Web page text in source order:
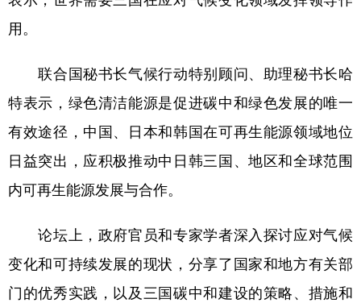
辽宁 吉林 上海 江苏
山东 河南 湖北 湖南
广东 广西 海南 重庆
陕西 甘肃
多语种频道
用。
联合国秘书长气候行动特别顾问、助理秘书长哈
特表示，绿色清洁能源是促进碳中和绿色发展的唯一
有效途径，中国、日本和韩国在可再生能源领域地位
日益突出，应积极推动中日韩三国、地区和全球范围
内可再生能源发展与合作。
论坛上，政府官员和专家学者深入探讨应对气候
变化和可持续发展的现状，分享了国家和地方有关部
门的优秀实践，以及三国碳中和建设的策略、措施和